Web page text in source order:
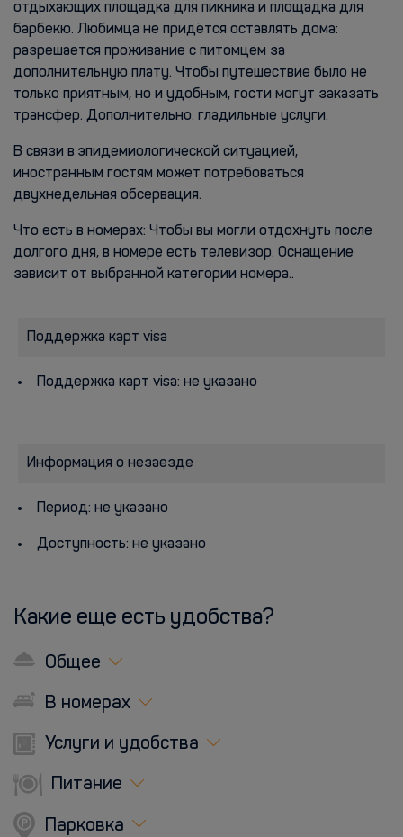
отдыхающих площадка для пикника и площадка для
барбекю. Любимца не придётся оставлять дома:
разрешается проживание с питомцем за
дополнительную плату. Чтобы путешествие было не
только приятным, но и удобным, гости могут заказать
трансфер. Дополнительно: гладильные услуги.
В связи в эпидемиологической ситуацией,
иностранным гостям может потребоваться
двухнедельная обсервация.
Что есть в номерах: Чтобы вы могли отдохнуть после
долгого дня, в номере есть телевизор. Оснащение
зависит от выбранной категории номера..
Поддержка карт visa
Поддержка карт visa: не указано
Информация о незаезде
Период: не указано
Доступность: не указано
Какие еще есть удобства?
Общее
В номерах
Услуги и удобства
Питание
Парковка